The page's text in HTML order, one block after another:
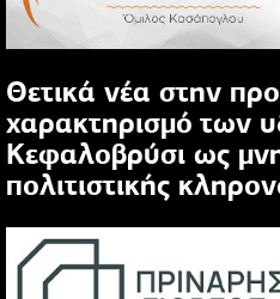
Θετικά νέα στην
χαρακτηρισμό των
Κεφαλοβρύσι ως
πολιτιστικής